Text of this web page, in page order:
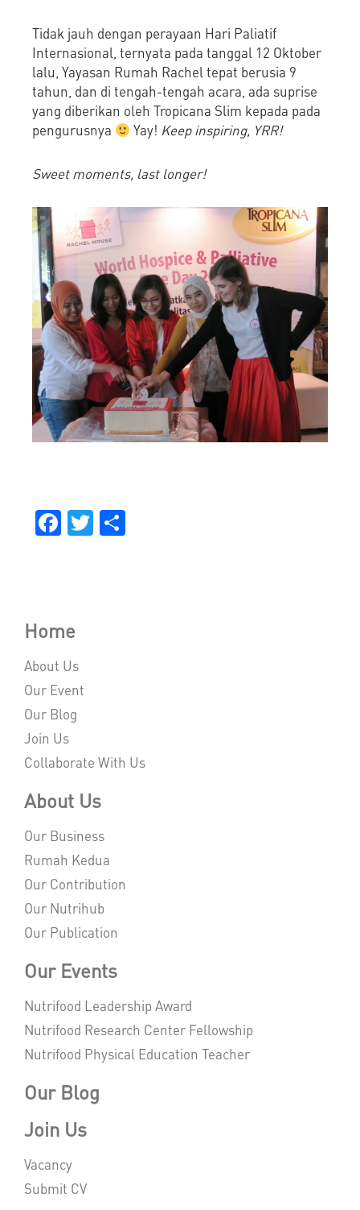
Tidak jauh dengan perayaan Hari Paliatif
Internasional, ternyata pada tanggal 12 Oktober
lalu, Yayasan Rumah Rachel tepat berusia 9
tahun, dan di tengah-tengah acara, ada suprise
yang diberikan oleh Tropicana Slim kepada pada
pengurusnya
Yay! Keep inspiring, YRR!
Sweet moments, last longer!
Facebook
Twitter
Home
About Us
Our Event
Our Blog
Join Us
Collaborate With Us
About Us
Our Business
Rumah Kedua
Our Contribution
Our Nutrihub
Our Publication
Our Events
Nutrifood Leadership Award
Nutrifood Research Center Fellowship
Nutrifood Physical Education Teacher
Our Blog
Join Us
Vacancy
Submit CV